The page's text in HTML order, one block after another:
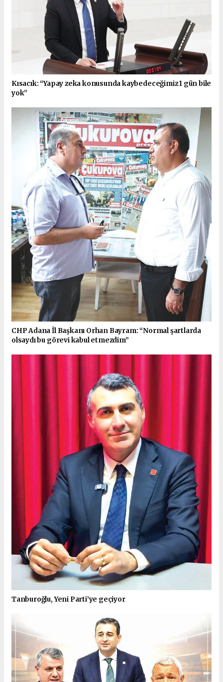
Kısacık: “Yapay zeka konusunda kaybedeceğimiz 1 gün bile
yok”
CHP Adana İl Başkanı Orhan Bayram: “Normal şartlarda
olsaydı bu görevi kabul etmezdim”
Tanburoğlu, Yeni Parti’ye geçiyor